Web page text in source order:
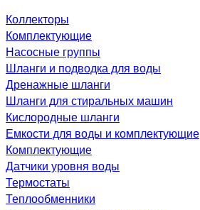
Коллекторы
Комплектующие
Насосные группы
Шланги и подводка для воды
Дренажные шланги
Шланги для стиральных машин
Кислородные шланги
Емкости для воды и комплектующие
Комплектующие
Датчики уровня воды
Термостаты
Теплообменники